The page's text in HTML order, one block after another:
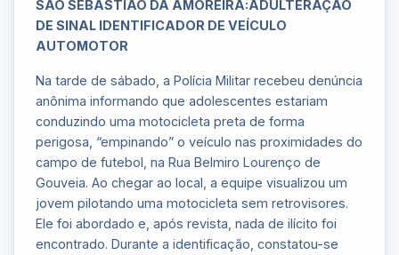
SÃO SEBASTIÃO DA AMOREIRA:ADULTERAÇÃO
DE SINAL IDENTIFICADOR DE VEÍCULO
AUTOMOTOR
Na tarde de sábado, a Polícia Militar recebeu denúncia
anônima informando que adolescentes estariam
conduzindo uma motocicleta preta de forma
perigosa, “empinando” o veículo nas proximidades do
campo de futebol, na Rua Belmiro Lourenço de
Gouveia. Ao chegar ao local, a equipe visualizou um
jovem pilotando uma motocicleta sem retrovisores.
Ele foi abordado e, após revista, nada de ilícito foi
encontrado. Durante a identificação, constatou-se